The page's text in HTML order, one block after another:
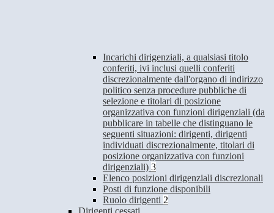
Incarichi dirigenziali, a qualsiasi titolo
conferiti, ivi inclusi quelli conferiti
discrezionalmente dall'organo di indirizzo
politico senza procedure pubbliche di
selezione e titolari di posizione
organizzativa con funzioni dirigenziali (da
pubblicare in tabelle che distinguano le
seguenti situazioni: dirigenti, dirigenti
individuati discrezionalmente, titolari di
posizione organizzativa con funzioni
dirigenziali) 3
Elenco posizioni dirigenziali discrezionali
Posti di funzione disponibili
Ruolo dirigenti 2